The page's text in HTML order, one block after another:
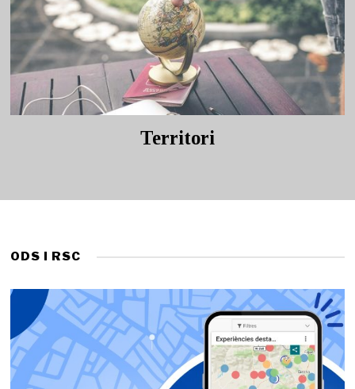
Territori
ODS I RSC